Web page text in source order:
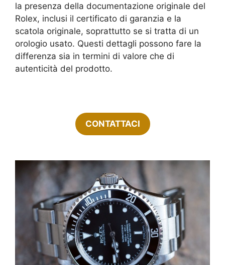
la presenza della documentazione originale del
Rolex, inclusi il certificato di garanzia e la
scatola originale, soprattutto se si tratta di un
orologio usato. Questi dettagli possono fare la
differenza sia in termini di valore che di
autenticità del prodotto.
CONTATTACI